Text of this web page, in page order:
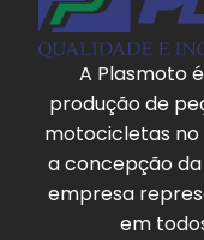
A Plasmoto
produção de
motocicletas no
a concepção
empresa
em